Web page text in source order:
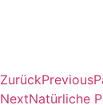
ZurückPrevious
NextNatürliche